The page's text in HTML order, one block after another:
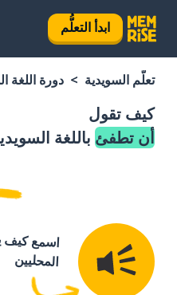
ابدأ التعلُّم
تعلَّم السويدية دورة اللغة
كيف تقول
أن تطفئ باللغة
اسمع كيف
المحليين